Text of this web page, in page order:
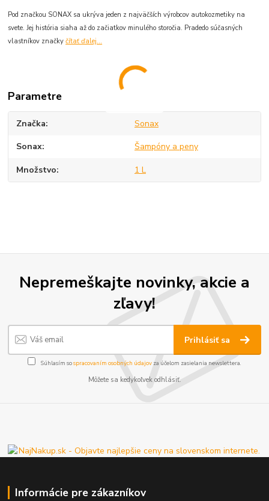
Pod značkou SONAX sa ukrýva jeden z najväčších výrobcov autokozmetiky na
svete. Jej história siaha až do začiatkov minulého storočia. Pradedo súčasných
vlastníkov značkyčítať ďalej...
Parametre
Značka Sonax
Sonax Šampóny a peny
Množstvo 1 L
Nepremeškajte novinky, akcie a
zľavy!
Prihlásiť sa
Súhlasím sospracovaním osobných údajov za účelom zasielania newslettera.
Môžete sa kedykoľvek odhlásiť.
Informácie pre zákazníkov